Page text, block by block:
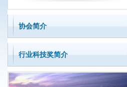
协会简介
行业科技奖简介